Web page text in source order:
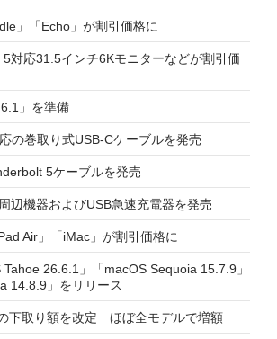
」「Echo」が割引価格に
対応31.5インチ6Kモニターなどが割引価
」を準備
の巻取り式USB-Cケーブルを発売
5ケーブルを発売
辺機器およびUSB急速充電器を発売
Air」「iMac」が割引価格に
26.6.1」「macOS Sequoia 15.7.9」
14.8.9」をリリース
下取り額を改定 ほぼ全モデルで増額